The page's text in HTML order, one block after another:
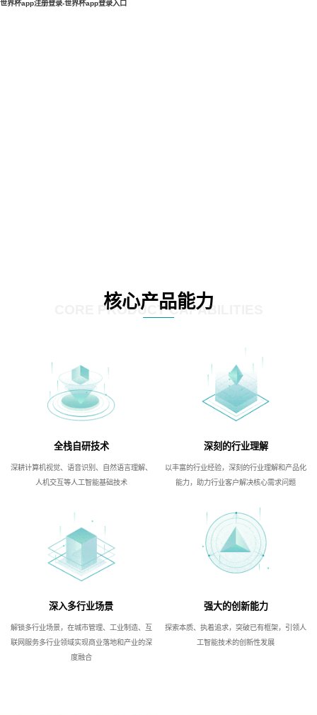
世界杯app注册登录-世界杯app登录入口
核心产品能力
CORE PRODUCT CAPABILITIES
全栈自研技术
深耕计算机视觉、语音识别、自然语言理解、
人机交互等人工智能基础技术
深刻的行业理解
以丰富的行业经验，深刻的行业理解和产品化
能力，助力行业客户解决核心需求问题
深入多行业场景
解锁多行业场景，在城市管理、工业制造、互
联网服务多行业领域实现商业落地和产业的深
度融合
强大的创新能力
探索本质、执着追求，突破已有框架，引领人
工智能技术的创新性发展